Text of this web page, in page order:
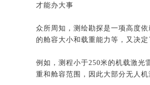
才能办大事
众所周知，测绘勘探是一项高度
的舱容大小和载重能力等，又决
例如，测程小于250米的机载激光
重和舱容范围，因此大部分无人